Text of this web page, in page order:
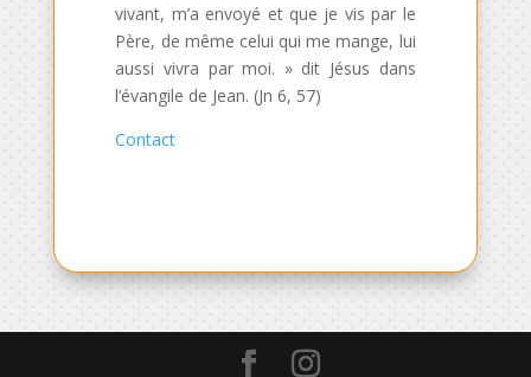
vivant, m’a envoyé et que je vis par le
Père, de même celui qui me mange, lui
aussi vivra par moi. » dit Jésus dans
l’évangile de Jean. (Jn 6, 57)
Contact